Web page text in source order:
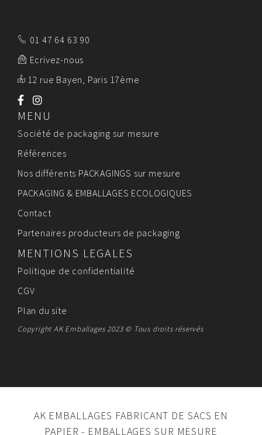
01 47 64 63 90
Ecrivez-nous
12 rue Bayen, Paris 17ème
MENU
Société de packaging sur mesure
Références
Nos différents PACKAGINGS sur mesure
PACKAGING & EMBALLAGES ECOLOGIQUES
Contact
Partenaires producteurs de packaging
MENTIONS LEGALES
Politique de confidentialité
CGV
Plan du site
Copyright AK Emballages 2023 © Tous droits réservés
AK EMBALLAGES FABRICANT DE SACS EN
PAPIER - EMBALLAGES SUR MESURE